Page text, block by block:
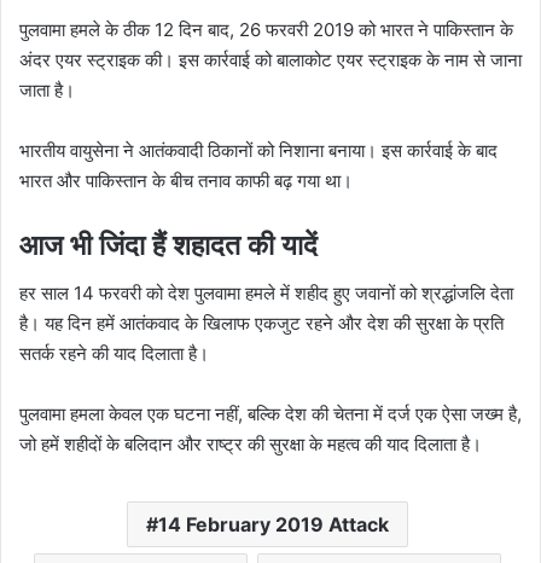
पुलवामा हमले के ठीक 12 दिन बाद, 26 फरवरी 2019 को भारत ने पाकिस्तान के
अंदर एयर स्ट्राइक की। इस कार्रवाई को बालाकोट एयर स्ट्राइक के नाम से जाना
जाता है।
भारतीय वायुसेना ने आतंकवादी ठिकानों को निशाना बनाया। इस कार्रवाई के बाद
भारत और पाकिस्तान के बीच तनाव काफी बढ़ गया था।
आज भी जिंदा हैं शहादत की यादें
हर साल 14 फरवरी को देश पुलवामा हमले में शहीद हुए जवानों को श्रद्धांजलि देता
है। यह दिन हमें आतंकवाद के खिलाफ एकजुट रहने और देश की सुरक्षा के प्रति
सतर्क रहने की याद दिलाता है।
पुलवामा हमला केवल एक घटना नहीं, बल्कि देश की चेतना में दर्ज एक ऐसा जख्म है,
जो हमें शहीदों के बलिदान और राष्ट्र की सुरक्षा के महत्व की याद दिलाता है।
14 February 2019 Attack